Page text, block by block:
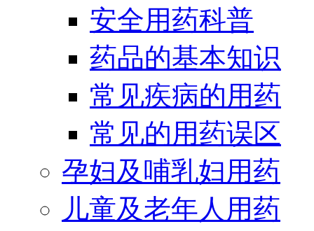
安全用药科普
药品的基本知识
常见疾病的用药
常见的用药误区
孕妇及哺乳妇用药
儿童及老年人用药